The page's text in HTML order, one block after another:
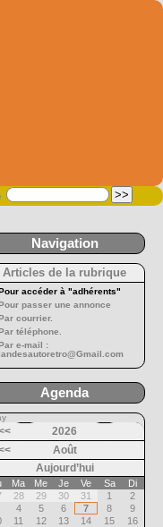
Navigation
Articles de la rubrique
accéder à "adhérents"
passer une annonce
courrier.
téléphone.
e-mail :
Agenda
2026
Août
Aujourd’hui
Ma Me Je Ve Sa
Di
28 29 30 31 1
2
4 5 6 7 8
9
11 12 13 14 15
16